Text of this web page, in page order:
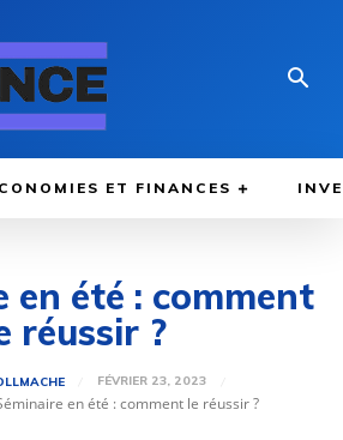
ET FINANCES
en été : comment
réussir ?
FÉVRIER 23, 2023
en été : comment le réussir ?